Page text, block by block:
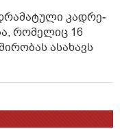
კად­რე­
რომელიც 16
ასახავს